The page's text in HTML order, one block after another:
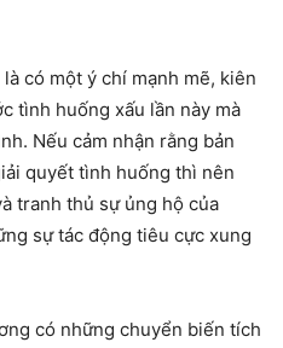
có một ý chí mạnh mẽ, kiên
tình huống xấu lần này mà
Nếu cảm nhận rằng bản
quyết tình huống thì nên
tranh thủ sự ủng hộ của
sự tác động tiêu cực xung
có những chuyển biến tích